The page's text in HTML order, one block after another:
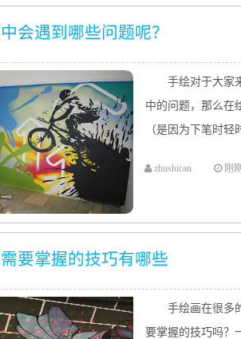
会遇到哪些问题呢？
手绘对于大家
中的问题，那么在
（是因为下笔时
zhushican 刚
要掌握的技巧有哪些
手绘画在很多
要掌握的技巧吗？